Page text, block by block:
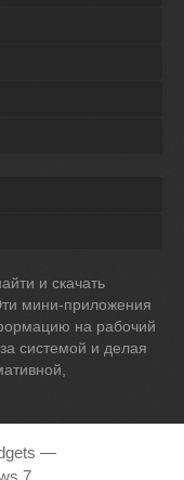
и скачать
мини-приложения
на рабочий
системой и делая
—
7